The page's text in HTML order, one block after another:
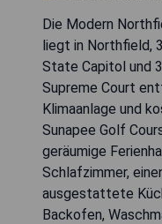
Die Modern
liegt in Northfield,
State Capitol und
Supreme Court
Klimaanlage und
Sunapee Golf
geräumige
Schlafzimmer,
ausgestattete
Backofen,